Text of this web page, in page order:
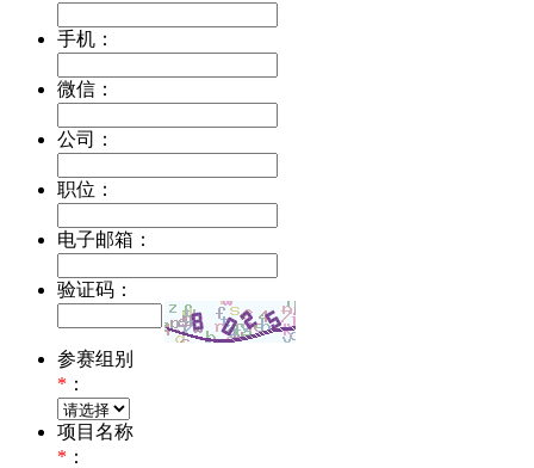
手机：
微信：
公司：
职位：
电子邮箱：
验证码：
参赛组别
* ：
项目名称
* ：